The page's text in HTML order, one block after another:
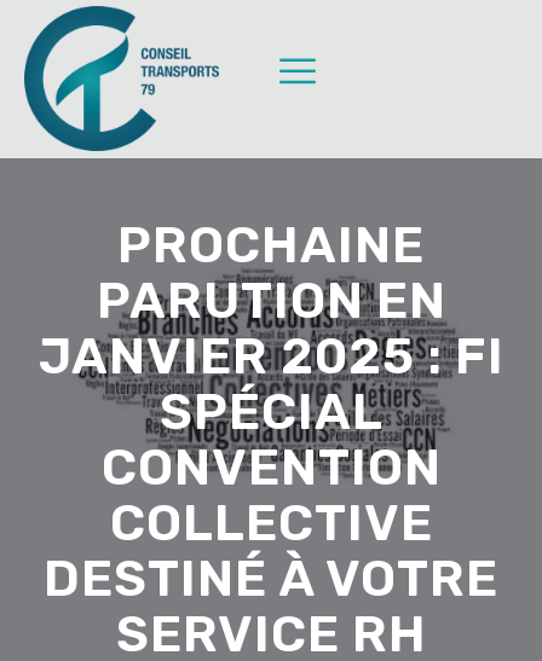
PROCHAINE
PARUTION EN
JANVIER 2025 : FI
SPÉCIAL
CONVENTION
COLLECTIVE
DESTINÉ À VOTRE
SERVICE RH